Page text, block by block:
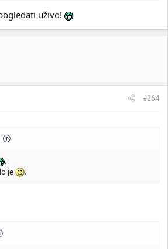
uživo!
#264
.
je
.